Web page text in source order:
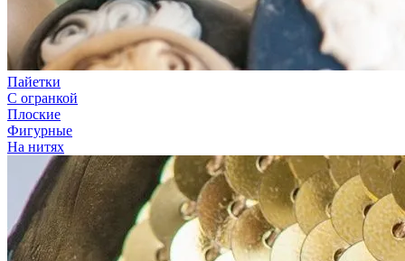
Пайетки
С огранкой
Плоские
Фигурные
На нитях